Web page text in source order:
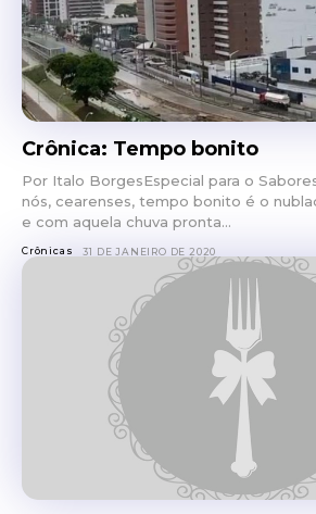
Crônica: Tempo bonito
Por Italo BorgesEspecial para o Sabores da
nós, cearenses, tempo bonito é o
e com aquela chuva pronta...
Crônicas 31 DE JANEIRO DE 2020